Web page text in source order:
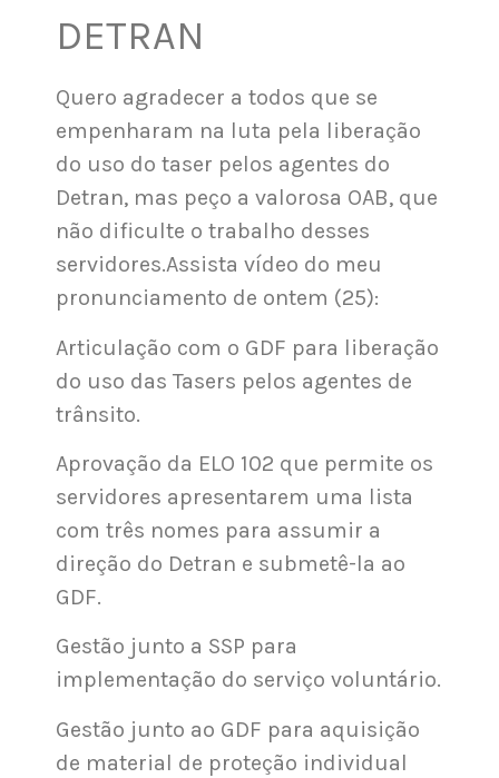
DETRAN
Quero agradecer a todos que se
empenharam na luta pela liberação
do uso do taser pelos agentes do
Detran, mas peço a valorosa OAB, que
não dificulte o trabalho desses
servidores.Assista vídeo do meu
pronunciamento de ontem (25):
Articulação com o GDF para liberação
do uso das Tasers pelos agentes de
trânsito.
Aprovação da ELO 102 que permite os
servidores apresentarem uma lista
com três nomes para assumir a
direção do Detran e submetê-la ao
GDF.
Gestão junto a SSP para
implementação do serviço voluntário.
Gestão junto ao GDF para aquisição
de material de proteção individual